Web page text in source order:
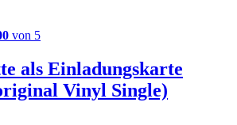
von 5
als Einladungskarte
Vinyl Single)